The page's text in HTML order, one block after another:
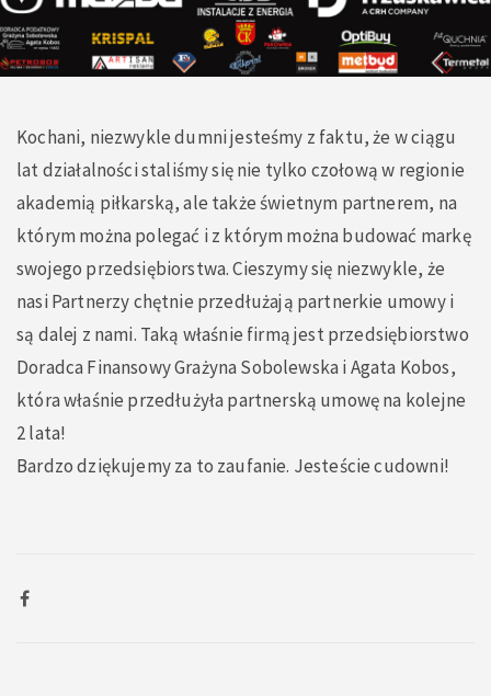
Kochani, niezwykle dumni jesteśmy z faktu, że w ciągu
lat działalności staliśmy się nie tylko czołową w regionie
akademią piłkarską, ale także świetnym partnerem, na
którym można polegać i z którym można budować markę
swojego przedsiębiorstwa. Cieszymy się niezwykle, że
nasi Partnerzy chętnie przedłużają partnerkie umowy i
są dalej z nami. Taką właśnie firmą jest przedsiębiorstwo
Doradca Finansowy Grażyna Sobolewska i Agata Kobos,
która właśnie przedłużyła partnerską umowę na kolejne
2 lata!
Bardzo dziękujemy za to zaufanie. Jesteście cudowni!